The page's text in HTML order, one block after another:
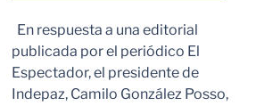
En respuesta a una editorial
publicada por el periódico El
Espectador, el presidente de
Indepaz, Camilo González Posso,